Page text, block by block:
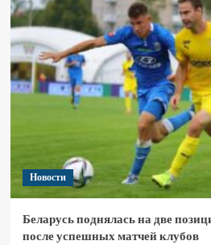
Новости
Беларусь поднялась на две
после успешных матчей клубов